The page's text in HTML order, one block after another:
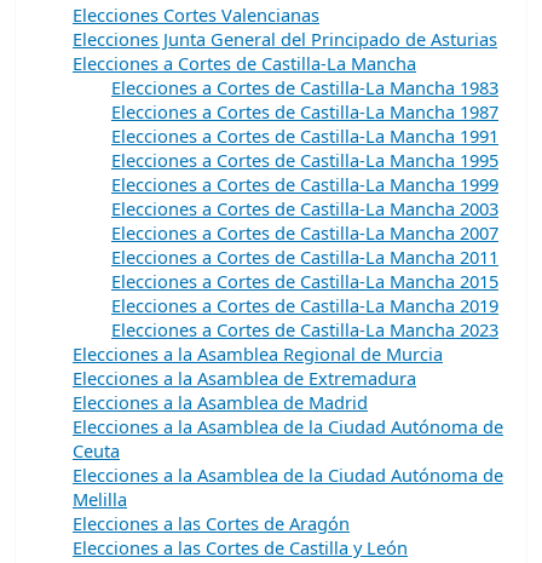
Elecciones Cortes Valencianas
Elecciones Junta General del Principado de Asturias
Elecciones a Cortes de Castilla-La Mancha
Elecciones a Cortes de Castilla-La Mancha 1983
Elecciones a Cortes de Castilla-La Mancha 1987
Elecciones a Cortes de Castilla-La Mancha 1991
Elecciones a Cortes de Castilla-La Mancha 1995
Elecciones a Cortes de Castilla-La Mancha 1999
Elecciones a Cortes de Castilla-La Mancha 2003
Elecciones a Cortes de Castilla-La Mancha 2007
Elecciones a Cortes de Castilla-La Mancha 2011
Elecciones a Cortes de Castilla-La Mancha 2015
Elecciones a Cortes de Castilla-La Mancha 2019
Elecciones a Cortes de Castilla-La Mancha 2023
Elecciones a la Asamblea Regional de Murcia
Elecciones a la Asamblea de Extremadura
Elecciones a la Asamblea de Madrid
Elecciones a la Asamblea de la Ciudad Autónoma de
Ceuta
Elecciones a la Asamblea de la Ciudad Autónoma de
Melilla
Elecciones a las Cortes de Aragón
Elecciones a las Cortes de Castilla y León